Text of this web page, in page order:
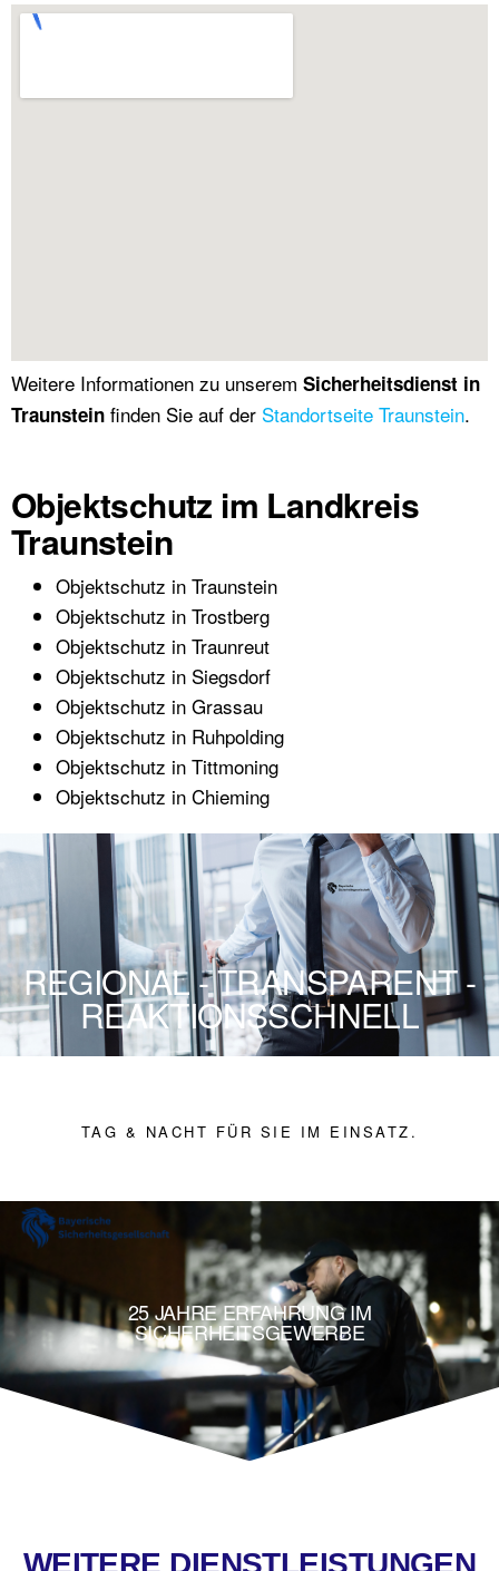
Weitere Informationen zu unserem Sicherheitsdienst in
Traunstein finden Sie auf der Standortseite Traunstein.
Objektschutz im Landkreis
Traunstein
Objektschutz in Traunstein
Objektschutz in Trostberg
Objektschutz in Traunreut
Objektschutz in Siegsdorf
Objektschutz in Grassau
Objektschutz in Ruhpolding
Objektschutz in Tittmoning
Objektschutz in Chieming
REGIONAL - TRANSPARENT -
REAKTIONSSCHNELL
TAG & NACHT FÜR SIE IM EINSATZ.
25 JAHRE ERFAHRUNG IM
SICHERHEITSGEWERBE
WEITERE DIENSTLEISTUNGEN